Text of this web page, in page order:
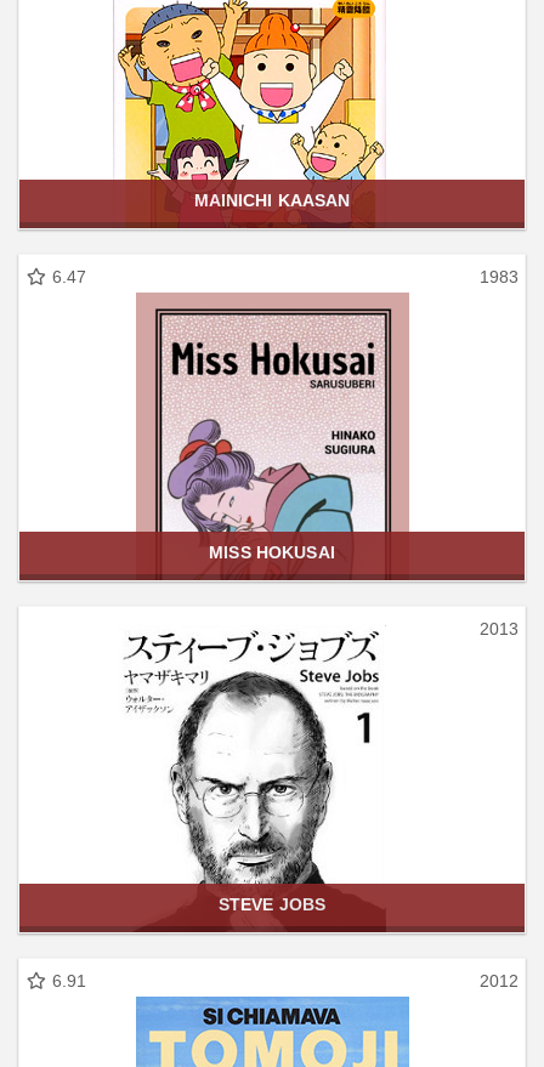
MAINICHI KAASAN
6.47 1983
MISS HOKUSAI
2013
STEVE JOBS
6.91 2012